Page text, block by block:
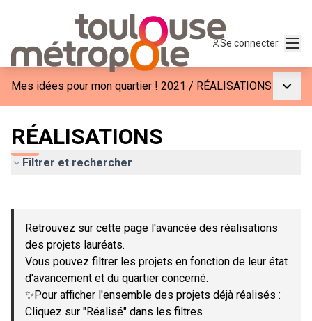
Se connecter
Mes idées pour mon quartier ! 2021 / RÉALISATIONS
RÉALISATIONS
Filtrer et rechercher
−
Retrouvez sur cette page l'avancée des réalisations
des projets lauréats.
Vous pouvez filtrer les projets en fonction de leur état
d'avancement et du quartier concerné.
✨Pour afficher l'ensemble des projets déjà réalisés :
Cliquez sur "Réalisé" dans les filtres